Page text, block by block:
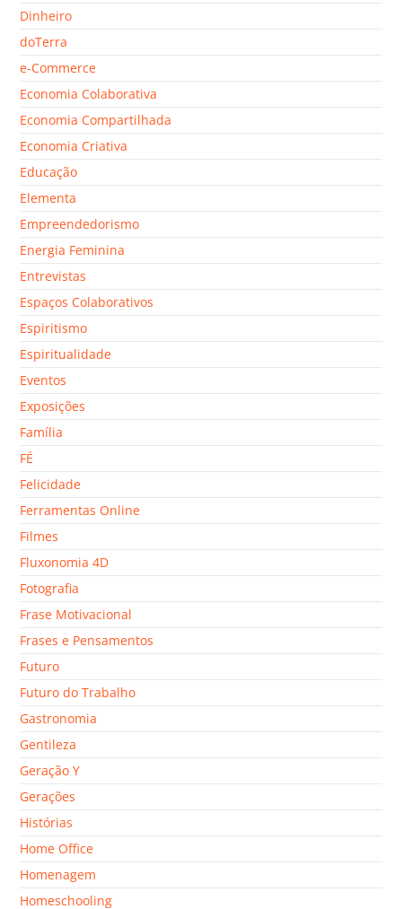
Dinheiro
doTerra
e-Commerce
Economia Colaborativa
Economia Compartilhada
Economia Criativa
Educação
Elementa
Empreendedorismo
Energia Feminina
Entrevistas
Espaços Colaborativos
Espiritismo
Espiritualidade
Eventos
Exposições
Família
FÉ
Felicidade
Ferramentas Online
Filmes
Fluxonomia 4D
Fotografia
Frase Motivacional
Frases e Pensamentos
Futuro
Futuro do Trabalho
Gastronomia
Gentileza
Geração Y
Gerações
Histórias
Home Office
Homenagem
Homeschooling